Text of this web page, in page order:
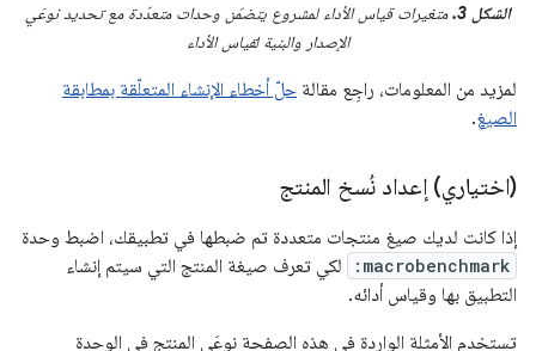
الشكل 3.
متغيرات قياس الأداء لمشروع يتضمّن وحدات متعدّدة مع تحديد نوعَي
الإصدار والبنية لقياس الأداء
لمزيد من المعلومات، راجِع مقالة حلّ أخطاء الإنشاء المتعلّقة بمطابقة
الصيغ.
(اختياري) إعداد نُسخ المنتج
إذا كانت لديك صيغ منتجات متعددة تم ضبطها في تطبيقك، اضبط وحدة
:macrobenchmark
لكي تعرف صيغة المنتج التي سيتم إنشاء
التطبيق بها وقياس أدائه.
تستخدم الأمثلة الواردة في هذه الصفحة نوعَي المنتج في الوحدة